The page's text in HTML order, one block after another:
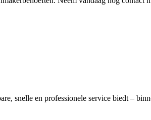
snelle en professionele service biedt –